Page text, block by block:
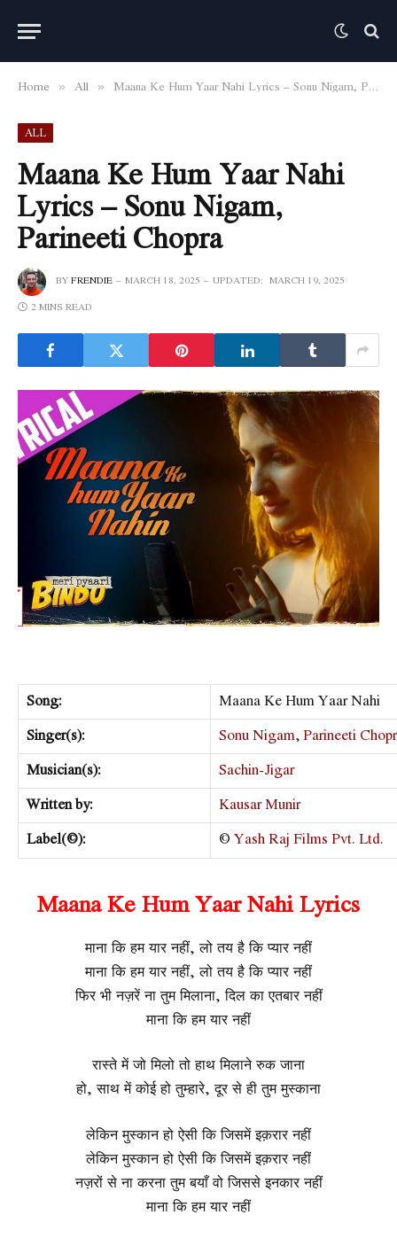
Home » All » Maana Ke Hum Yaar Nahi Lyrics – Sonu Nigam, Parineeti Chopra
ALL
Maana Ke Hum Yaar Nahi
Lyrics – Sonu Nigam,
Parineeti Chopra
BYFRENDIE MARCH 18, 2025 UPDATED: MARCH 19, 2025
2 MINS READ
Song:
Maana Ke Hum Yaar Nahi
Singer(s):
Sonu Nigam,Parineeti
Musician(s):
Sachin-Jigar
Written by:
Kausar Munir
Label(©):
© Yash Raj Films Pvt. Ltd.
Maana Ke Hum Yaar Nahi Lyrics
माना कि हम यार नहीं, लो तय है कि प्यार नहीं
माना कि हम यार नहीं, लो तय है कि प्यार नहीं
फिर भी नज़रें ना तुम मिलाना, दिल का एतबार नहीं
माना कि हम यार नहीं
रास्ते में जो मिलो तो हाथ मिलाने रुक जाना
हो, साथ में कोई हो तुम्हारे, दूर से ही तुम मुस्काना
लेकिन मुस्कान हो ऐसी कि जिसमें इक़रार नहीं
लेकिन मुस्कान हो ऐसी कि जिसमें इक़रार नहीं
नज़रों से ना करना तुम बयाँ वो जिससे इनकार नहीं
माना कि हम यार नहीं